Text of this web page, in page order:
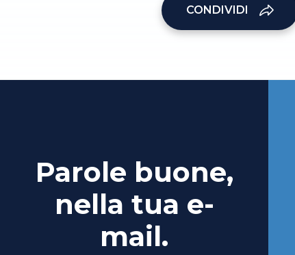
CONDIVIDI
Parole buone,
nella tua e-
mail.